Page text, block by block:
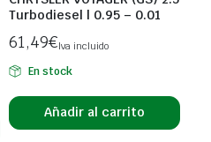
Turbodiesel | 0.95 – 0.01
61,49€Iva incluido
En stock
Añadir al carrito